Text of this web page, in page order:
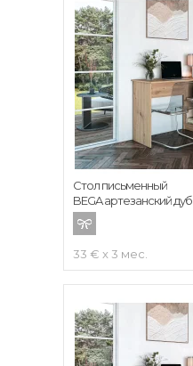
33 € x 3 мес.
Стол письменный
BEGA артезанский дуб